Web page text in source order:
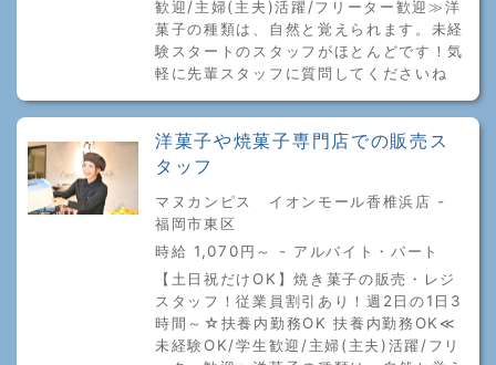
歓迎/主婦(主夫)活躍/フリーター歓迎≫洋
菓子の種類は、自然と覚えられます。未経
験スタートのスタッフがほとんどです！気
軽に先輩スタッフに質問してくださいね
洋菓子や焼菓子専門店での販売ス
タッフ
マヌカンピス イオンモール香椎浜店 -
福岡市東区
時給 1,070円～ - アルバイト・パート
【土日祝だけOK】焼き菓子の販売・レジ
スタッフ！従業員割引あり！週2日の1日3
時間～☆扶養内勤務OK 扶養内勤務OK≪
未経験OK/学生歓迎/主婦(主夫)活躍/フリ